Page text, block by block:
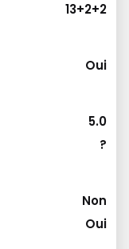
13+2+2
Oui
5.0
?
Non
Oui